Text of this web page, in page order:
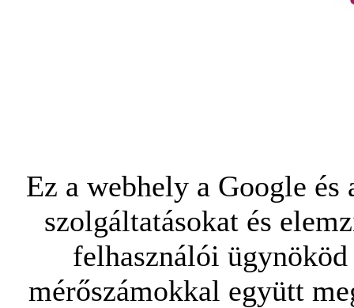
Ez a webhely a Google
szolgáltatásokat és
felhasználói
mérőszámokkal együtt